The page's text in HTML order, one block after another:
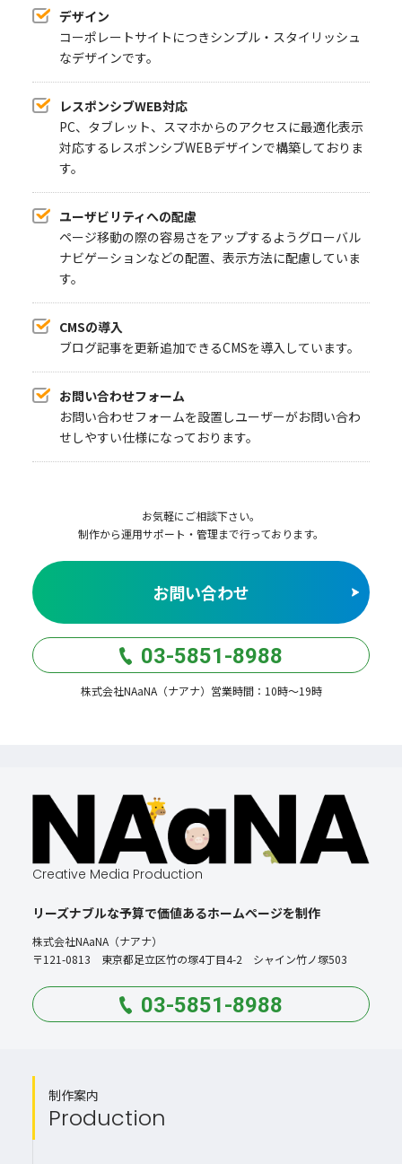
デザイン
コーポレートサイトにつきシンプル・スタイリッシュ
なデザインです。
レスポンシブWEB対応
PC、タブレット、スマホからのアクセスに最適化表示
対応するレスポンシブWEBデザインで構築しておりま
す。
ユーザビリティへの配慮
ページ移動の際の容易さをアップするようグローバル
ナビゲーションなどの配置、表示方法に配慮していま
す。
CMSの導入
ブログ記事を更新追加できるCMSを導入しています。
お問い合わせフォーム
お問い合わせフォームを設置しユーザーがお問い合わ
せしやすい仕様になっております。
お気軽にご相談下さい。
制作から運用サポート・管理まで行っております。
お問い合わせ
03-5851-8988
株式会社NAaNA（ナアナ）営業時間：10時〜19時
Creative Media Production
リーズナブルな予算で価値あるホームページを制作
株式会社NAaNA（ナアナ）
〒121-0813 東京都足立区竹の塚4丁目4-2 シャイン竹ノ塚503
03-5851-8988
制作案内
Production